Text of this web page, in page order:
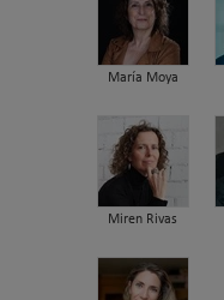
María Moya
Miren Rivas